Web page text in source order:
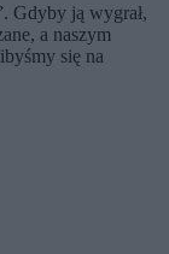
Gdyby ją wygrał,
a naszym
się na